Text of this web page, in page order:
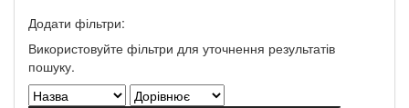
Додати фільтри:
Використовуйте фільтри для уточнення результатів
пошуку.